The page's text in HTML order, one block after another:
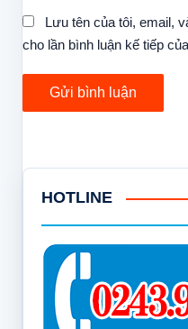
Lưu tên của tôi, email,
cho lần bình luận kế tiếp
HOTLINE